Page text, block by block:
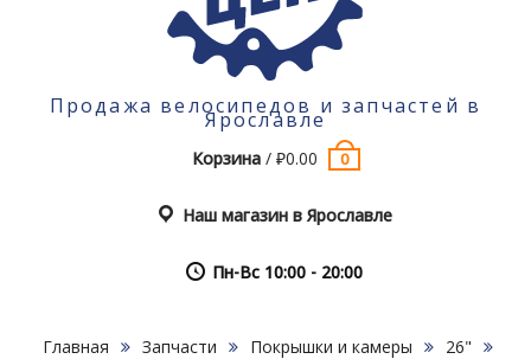
Продажа велосипедов и запчастей в
Ярославле
Корзина /₽0.00 0
Наш магазин в Ярославле
Пн-Вс 10:00 - 20:00
Главная Запчасти Покрышки и камеры
26"